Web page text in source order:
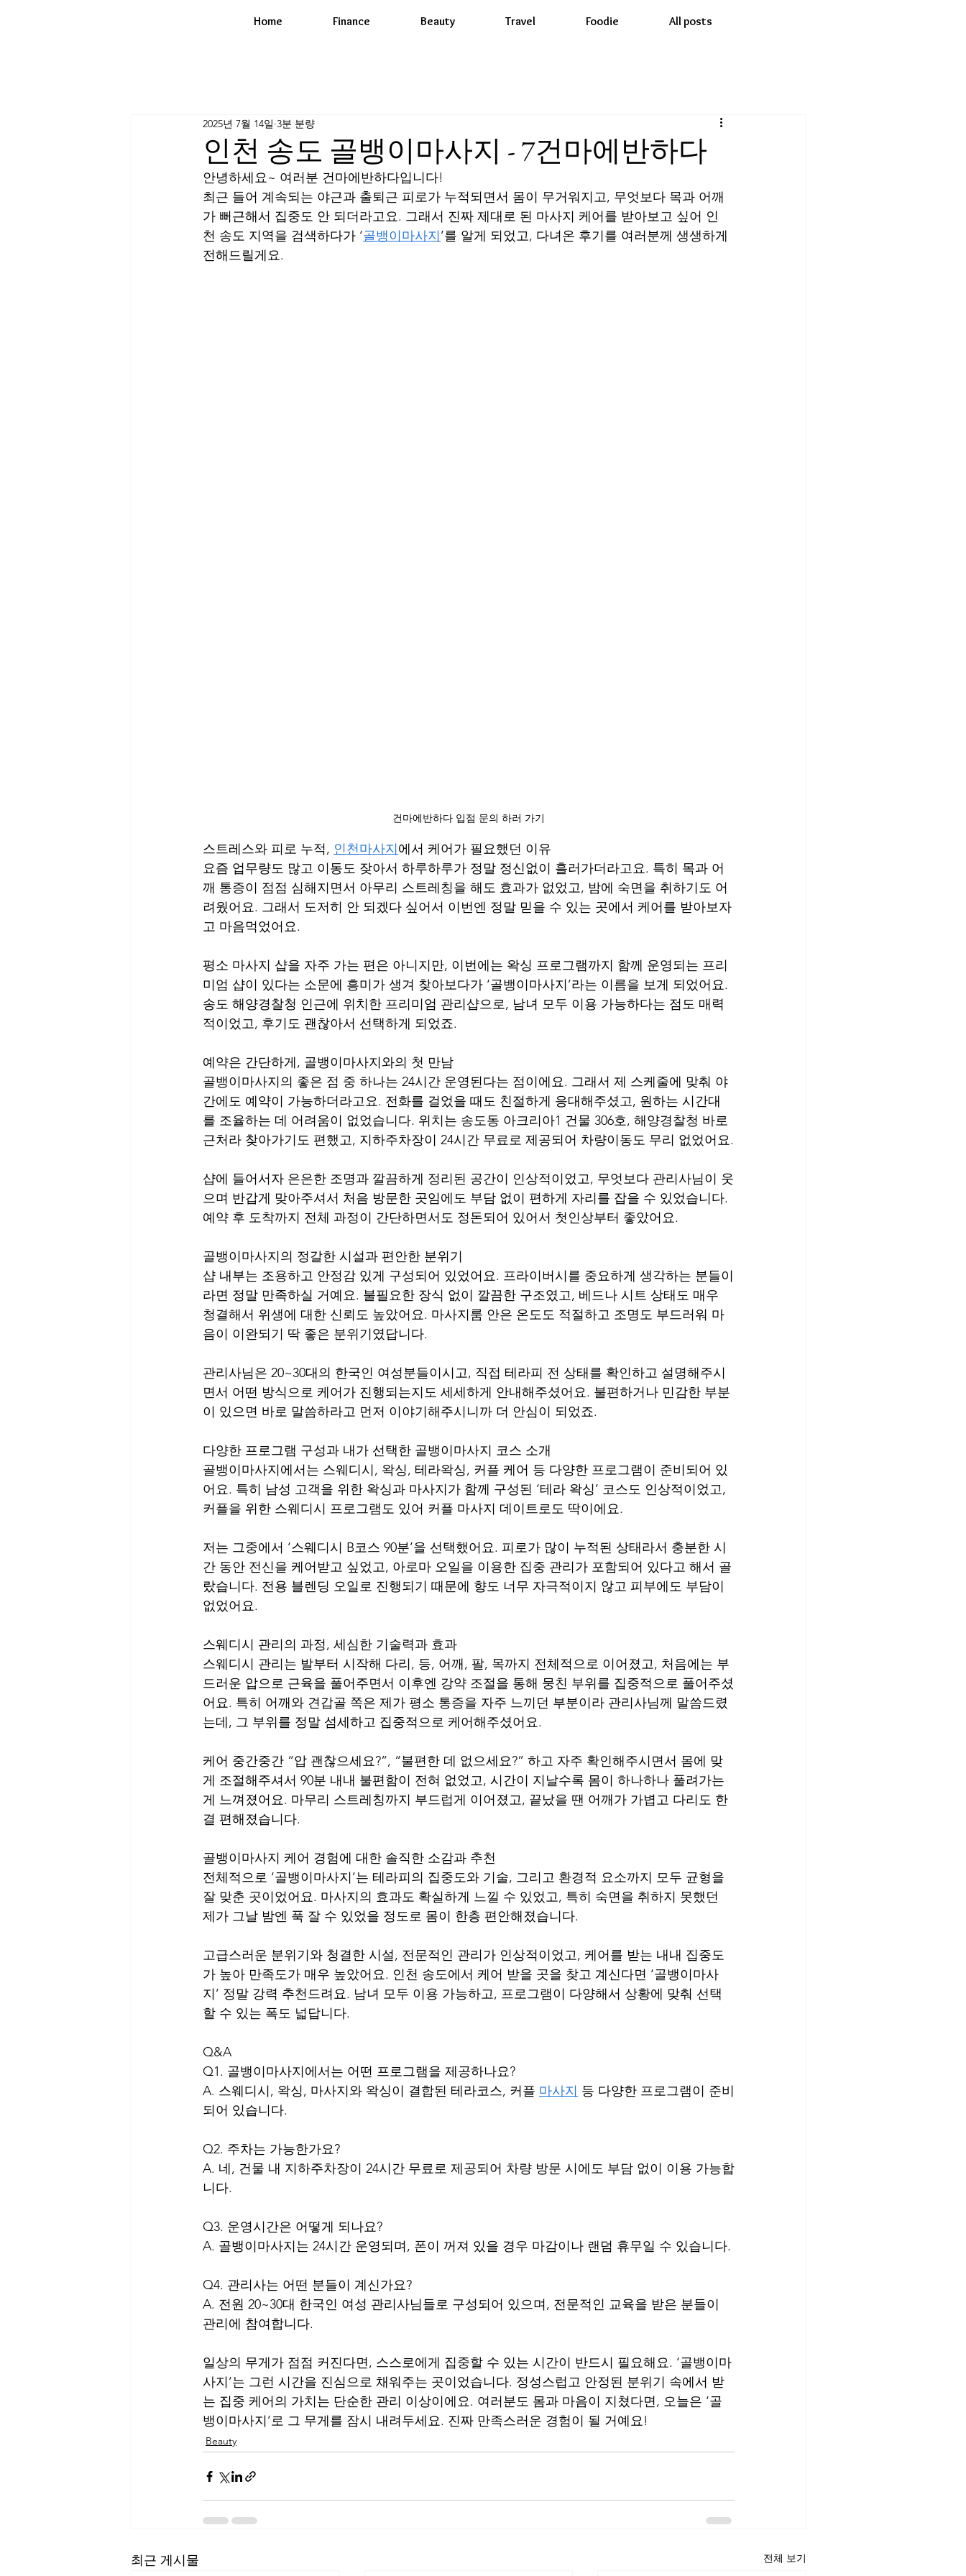
Home Finance Beauty Travel Foodie All posts
인천 송도 골뱅이마사지 - 7건마에반하다
2025년 7월 14일 3분 분량
안녕하세요~ 여러분 건마에반하다입니다!
최근 들어 계속되는 야근과 출퇴근 피로가 누적되면서 몸이 무거워지고, 무엇보다 목과 어깨
가 뻐근해서 집중도 안 되더라고요. 그래서 진짜 제대로 된 마사지 케어를 받아보고 싶어 인
천 송도 지역을 검색하다가 ‘골뱅이마사지’를 알게 되었고, 다녀온 후기를 여러분께 생생하게
전해드릴게요.
건마에반하다 입점 문의 하러 가기
스트레스와 피로 누적, 인천마사지에서 케어가 필요했던 이유
요즘 업무량도 많고 이동도 잦아서 하루하루가 정말 정신없이 흘러가더라고요. 특히 목과 어
깨 통증이 점점 심해지면서 아무리 스트레칭을 해도 효과가 없었고, 밤에 숙면을 취하기도 어
려웠어요. 그래서 도저히 안 되겠다 싶어서 이번엔 정말 믿을 수 있는 곳에서 케어를 받아보자
고 마음먹었어요.
평소 마사지 샵을 자주 가는 편은 아니지만, 이번에는 왁싱 프로그램까지 함께 운영되는 프리
미엄 샵이 있다는 소문에 흥미가 생겨 찾아보다가 ‘골뱅이마사지’라는 이름을 보게 되었어요.
송도 해양경찰청 인근에 위치한 프리미엄 관리샵으로, 남녀 모두 이용 가능하다는 점도 매력
적이었고, 후기도 괜찮아서 선택하게 되었죠.
예약은 간단하게, 골뱅이마사지와의 첫 만남
골뱅이마사지의 좋은 점 중 하나는 24시간 운영된다는 점이에요. 그래서 제 스케줄에 맞춰 야
간에도 예약이 가능하더라고요. 전화를 걸었을 때도 친절하게 응대해주셨고, 원하는 시간대
를 조율하는 데 어려움이 없었습니다. 위치는 송도동 아크리아1 건물 306호, 해양경찰청 바로
근처라 찾아가기도 편했고, 지하주차장이 24시간 무료로 제공되어 차량이동도 무리 없었어요.
샵에 들어서자 은은한 조명과 깔끔하게 정리된 공간이 인상적이었고, 무엇보다 관리사님이 웃
으며 반갑게 맞아주셔서 처음 방문한 곳임에도 부담 없이 편하게 자리를 잡을 수 있었습니다.
예약 후 도착까지 전체 과정이 간단하면서도 정돈되어 있어서 첫인상부터 좋았어요.
골뱅이마사지의 정갈한 시설과 편안한 분위기
샵 내부는 조용하고 안정감 있게 구성되어 있었어요. 프라이버시를 중요하게 생각하는 분들이
라면 정말 만족하실 거예요. 불필요한 장식 없이 깔끔한 구조였고, 베드나 시트 상태도 매우
청결해서 위생에 대한 신뢰도 높았어요. 마사지룸 안은 온도도 적절하고 조명도 부드러워 마
음이 이완되기 딱 좋은 분위기였답니다.
관리사님은 20~30대의 한국인 여성분들이시고, 직접 테라피 전 상태를 확인하고 설명해주시
면서 어떤 방식으로 케어가 진행되는지도 세세하게 안내해주셨어요. 불편하거나 민감한 부분
이 있으면 바로 말씀하라고 먼저 이야기해주시니까 더 안심이 되었죠.
다양한 프로그램 구성과 내가 선택한 골뱅이마사지 코스 소개
골뱅이마사지에서는 스웨디시, 왁싱, 테라왁싱, 커플 케어 등 다양한 프로그램이 준비되어 있
어요. 특히 남성 고객을 위한 왁싱과 마사지가 함께 구성된 ‘테라 왁싱’ 코스도 인상적이었고,
커플을 위한 스웨디시 프로그램도 있어 커플 마사지 데이트로도 딱이에요.
저는 그중에서 ‘스웨디시 B코스 90분’을 선택했어요. 피로가 많이 누적된 상태라서 충분한 시
간 동안 전신을 케어받고 싶었고, 아로마 오일을 이용한 집중 관리가 포함되어 있다고 해서 골
랐습니다. 전용 블렌딩 오일로 진행되기 때문에 향도 너무 자극적이지 않고 피부에도 부담이
없었어요.
스웨디시 관리의 과정, 세심한 기술력과 효과
스웨디시 관리는 발부터 시작해 다리, 등, 어깨, 팔, 목까지 전체적으로 이어졌고, 처음에는 부
드러운 압으로 근육을 풀어주면서 이후엔 강약 조절을 통해 뭉친 부위를 집중적으로 풀어주셨
어요. 특히 어깨와 견갑골 쪽은 제가 평소 통증을 자주 느끼던 부분이라 관리사님께 말씀드렸
는데, 그 부위를 정말 섬세하고 집중적으로 케어해주셨어요.
케어 중간중간 “압 괜찮으세요?”, “불편한 데 없으세요?” 하고 자주 확인해주시면서 몸에 맞
게 조절해주셔서 90분 내내 불편함이 전혀 없었고, 시간이 지날수록 몸이 하나하나 풀려가는
게 느껴졌어요. 마무리 스트레칭까지 부드럽게 이어졌고, 끝났을 땐 어깨가 가볍고 다리도 한
결 편해졌습니다.
골뱅이마사지 케어 경험에 대한 솔직한 소감과 추천
전체적으로 ‘골뱅이마사지’는 테라피의 집중도와 기술, 그리고 환경적 요소까지 모두 균형을
잘 맞춘 곳이었어요. 마사지의 효과도 확실하게 느낄 수 있었고, 특히 숙면을 취하지 못했던
제가 그날 밤엔 푹 잘 수 있었을 정도로 몸이 한층 편안해졌습니다.
고급스러운 분위기와 청결한 시설, 전문적인 관리가 인상적이었고, 케어를 받는 내내 집중도
가 높아 만족도가 매우 높았어요. 인천 송도에서 케어 받을 곳을 찾고 계신다면 ‘골뱅이마사
지’ 정말 강력 추천드려요. 남녀 모두 이용 가능하고, 프로그램이 다양해서 상황에 맞춰 선택
할 수 있는 폭도 넓답니다.
Q&A
Q1. 골뱅이마사지에서는 어떤 프로그램을 제공하나요?
A. 스웨디시, 왁싱, 마사지와 왁싱이 결합된 테라코스, 커플 마사지 등 다양한 프로그램이 준비
되어 있습니다.
Q2. 주차는 가능한가요?
A. 네, 건물 내 지하주차장이 24시간 무료로 제공되어 차량 방문 시에도 부담 없이 이용 가능합
니다.
Q3. 운영시간은 어떻게 되나요?
A. 골뱅이마사지는 24시간 운영되며, 폰이 꺼져 있을 경우 마감이나 랜덤 휴무일 수 있습니다.
Q4. 관리사는 어떤 분들이 계신가요?
A. 전원 20~30대 한국인 여성 관리사님들로 구성되어 있으며, 전문적인 교육을 받은 분들이
관리에 참여합니다.
일상의 무게가 점점 커진다면, 스스로에게 집중할 수 있는 시간이 반드시 필요해요. ‘골뱅이마
사지’는 그런 시간을 진심으로 채워주는 곳이었습니다. 정성스럽고 안정된 분위기 속에서 받
는 집중 케어의 가치는 단순한 관리 이상이에요. 여러분도 몸과 마음이 지쳤다면, 오늘은 ‘골
뱅이마사지’로 그 무게를 잠시 내려두세요. 진짜 만족스러운 경험이 될 거예요!
Beauty
최근 게시물 전체 보기